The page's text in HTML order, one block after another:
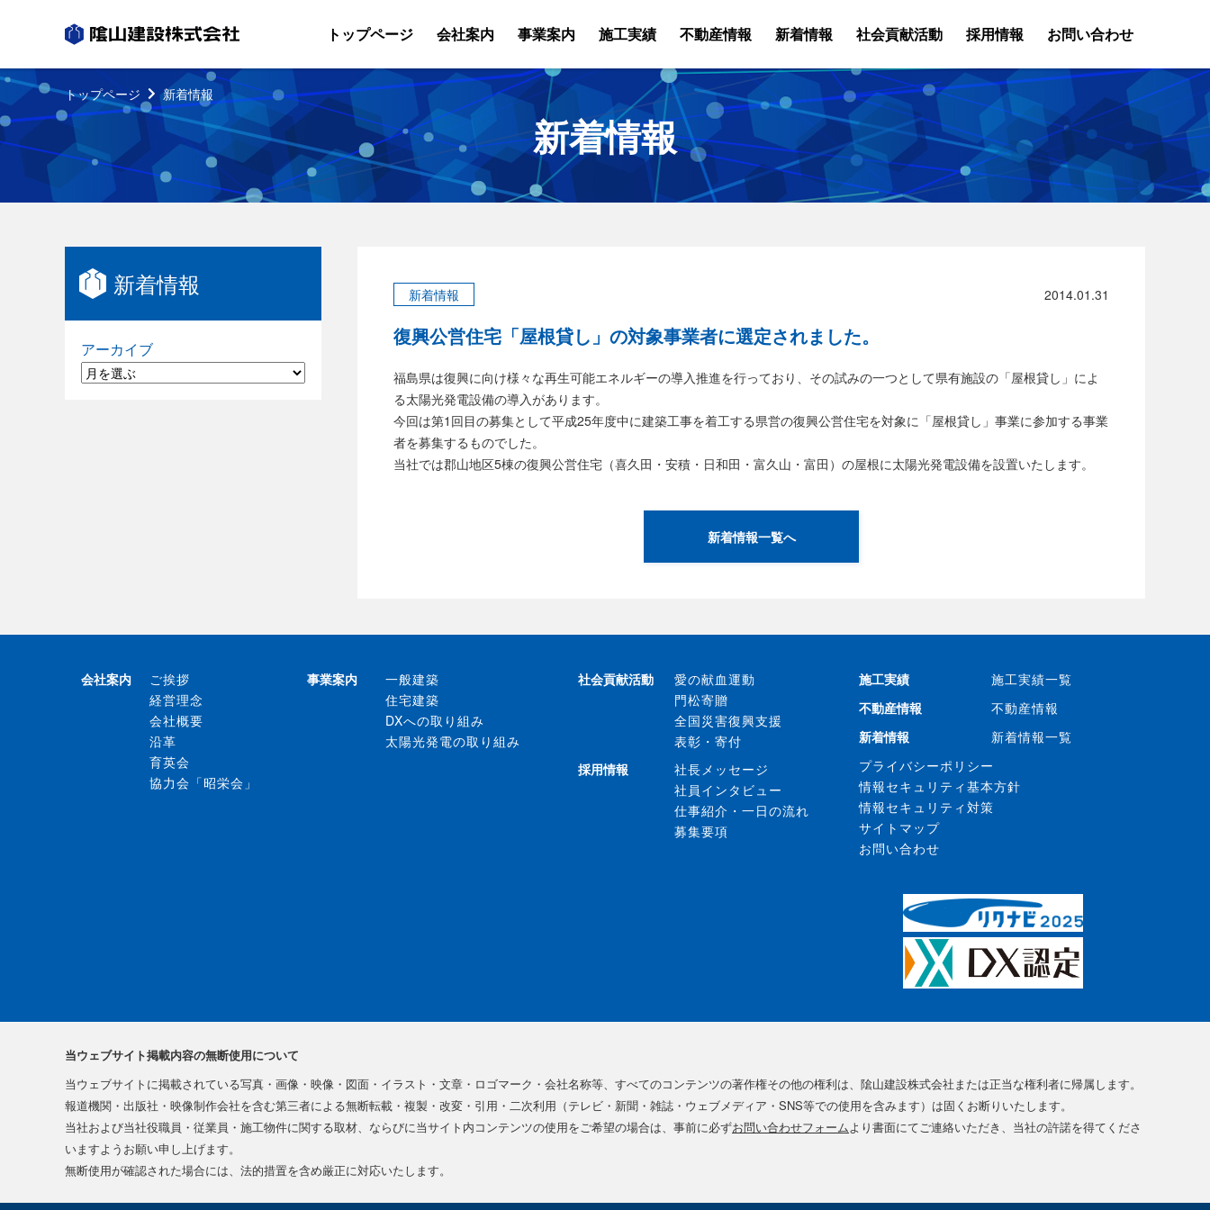
トップページ 会社案内 事業案内 施工実績 不動産情報 新着情報 社会貢献活動 採用情報 お問い合わせ
トップページ 新着情報
新着情報
新着情報
アーカイブ
新着情報 2014.01.31
復興公営住宅「屋根貸し」の対象事業者に選定されました。
福島県は復興に向け様々な再生可能エネルギーの導入推進を行っており、その試みの一つとして県有施設の「屋根貸し」によ
る太陽光発電設備の導入があります。
今回は第1回目の募集として平成25年度中に建築工事を着工する県営の復興公営住宅を対象に「屋根貸し」事業に参加する事業
者を募集するものでした。
当社では郡山地区5棟の復興公営住宅（喜久田・安積・日和田・富久山・富田）の屋根に太陽光発電設備を設置いたします。
新着情報一覧へ
会社案内
ご挨拶
経営理念
会社概要
沿革
育英会
協力会「昭栄会」
事業案内
一般建築
住宅建築
DXへの取り組み
太陽光発電の取り組み
社会貢献活動
愛の献血運動
門松寄贈
全国災害復興支援
表彰・寄付
採用情報
社長メッセージ
社員インタビュー
仕事紹介・一日の流れ
募集要項
施工実績
施工実績一覧
不動産情報
不動産情報
新着情報
新着情報一覧
プライバシーポリシー
情報セキュリティ基本方針
情報セキュリティ対策
サイトマップ
お問い合わせ
当ウェブサイト掲載内容の無断使用について
当ウェブサイトに掲載されている写真・画像・映像・図面・イラスト・文章・ロゴマーク・会社名称等、すべてのコンテンツの著作権その他の権利は、隂山建設株式会社または正当な権利者に帰属します。
報道機関・出版社・映像制作会社を含む第三者による無断転載・複製・改変・引用・二次利用（テレビ・新聞・雑誌・ウェブメディア・SNS等での使用を含みます）は固くお断りいたします。
当社および当社役職員・従業員・施工物件に関する取材、ならびに当サイト内コンテンツの使用をご希望の場合は、事前に必ずお問い合わせフォームより書面にてご連絡いただき、当社の許諾を得てくださ
いますようお願い申し上げます。
無断使用が確認された場合には、法的措置を含め厳正に対応いたします。